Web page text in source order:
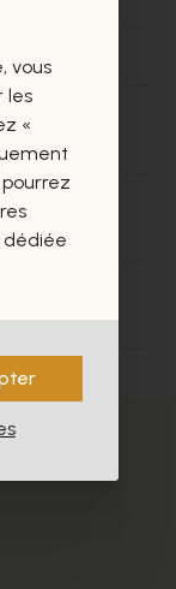
MES
LA
POUR
vous
les
«